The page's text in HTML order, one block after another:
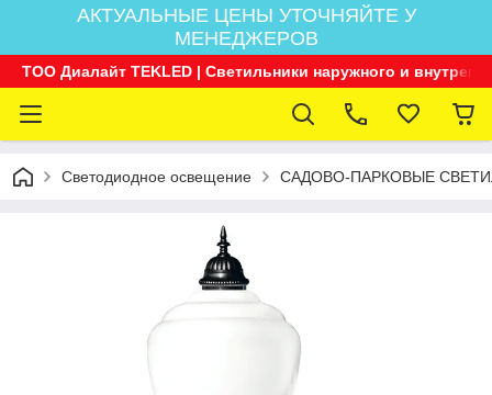
АКТУАЛЬНЫЕ ЦЕНЫ УТОЧНЯЙТЕ У
МЕНЕДЖЕРОВ
ТОО Диалайт TEKLED | Светильники наружного и
Светодиодное освещение САДОВО-ПАРКОВЫЕ